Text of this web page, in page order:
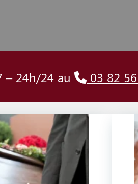
– 24h/24 au 03 82